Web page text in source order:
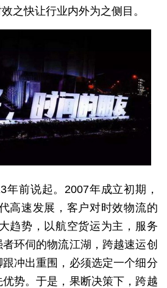
之快让行业内外为之侧目。
前说起。2007年成立初期，
高速发展，客户对时效物流的
趋势，以航空货运为主，服务
环伺的物流江湖，跨越速运创
冲出重围，必须选定一个细分
势。于是，果断决策下，跨越